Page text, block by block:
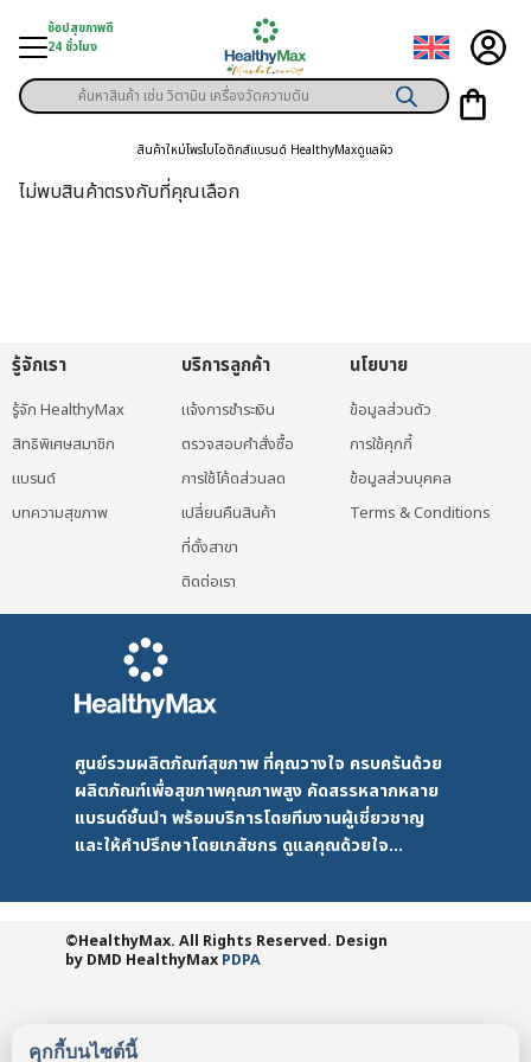
content
ช้อปสุขภาพดี
24 ชั่วโมง
มู่สินค้า
สุขภาพ
กค้า
Products
search
สินค้าใหม่โพรไบโอติกส์แบรนด์ HealthyMaxดูแลผิว
ไม่พบสินค้าตรงกับที่คุณเลือก
คุกกี้บนไซต์นี้
รู้จักเรา
รู้จัก HealthyMax
สิทธิพิเศษสมาชิก
แบรนด์
บทความสุขภาพ
บริการลูกค้า
แจ้งการชำระเงิน
ตรวจสอบคำสั่งซื้อ
การใช้โค้ดส่วนลด
เปลี่ยนคืนสินค้า
ที่ตั้งสาขา
ติดต่อเรา
นโยบาย
ข้อมูลส่วนตัว
การใช้คุกกี้
ข้อมูลส่วนบุคคล
Terms & Conditions
ศูนย์รวมผลิตภัณฑ์สุขภาพ ที่คุณวางใจ ครบครันด้วย
ผลิตภัณฑ์เพื่อสุขภาพคุณภาพสูง คัดสรรหลากหลาย
แบรนด์ชั้นนำ พร้อมบริการโดยทีมงานผู้เชี่ยวชาญ
และให้คำปรึกษาโดยเภสัชกร ดูแลคุณด้วยใจ...
©HealthyMax. All Rights Reserved. Design
by DMD HealthyMax PDPA